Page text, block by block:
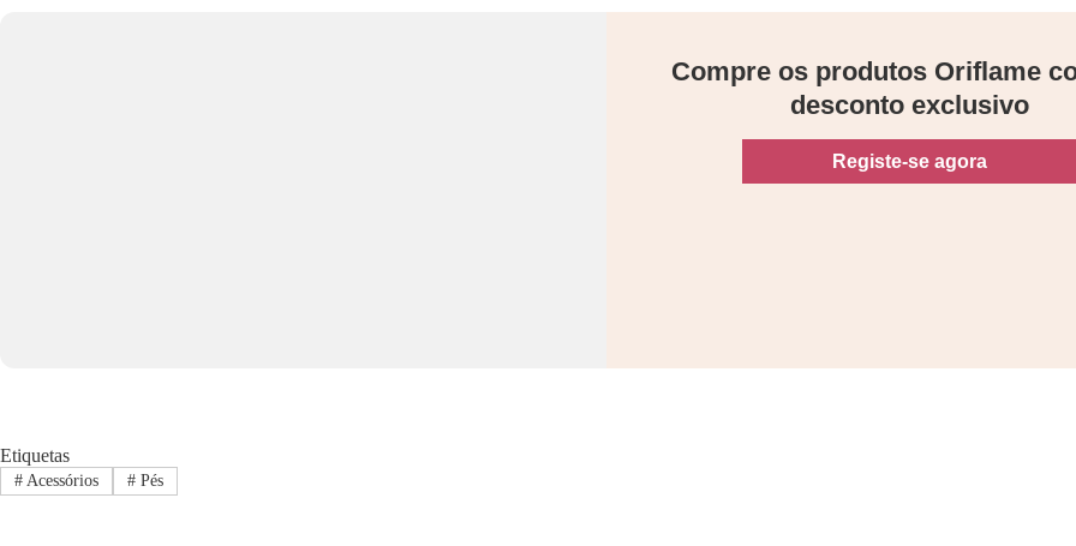
Compre os produtos Oriflame
desconto exclusivo
Registe-se agora
Etiquetas
#Acessórios #Pés